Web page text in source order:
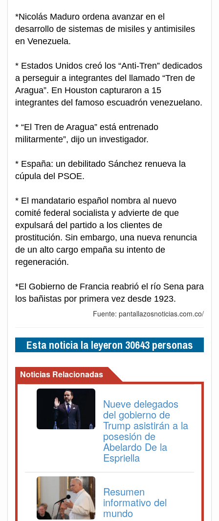
*Nicolás Maduro ordena avanzar en el
desarrollo de sistemas de misiles y antimisiles
en Venezuela.
* Estados Unidos creó los “Anti-Tren” dedicados
a perseguir a integrantes del llamado “Tren de
Aragua”. En Houston capturaron a 15
integrantes del famoso escuadrón venezuelano.
* “El Tren de Aragua” está entrenado
militarmente”, dijo un investigador.
* España: un debilitado Sánchez renueva la
cúpula del PSOE.
* El mandatario español nombra al nuevo
comité federal socialista y advierte de que
expulsará del partido a los clientes de
prostitución. Sin embargo, una nueva renuncia
de un alto cargo empaña su intento de
regeneración.
*El Gobierno de Francia reabrió el río Sena para
los bañistas por primera vez desde 1923.
Fuente: pantallazosnoticias.com.co/
Esta noticia la leyeron 30643 personas
Noticias Relacionadas
Nueve delegados
del gobierno de
Trump asistirán a la
posesión de
Abelardo De la
Espriella
Resumen
informativo del
mundo